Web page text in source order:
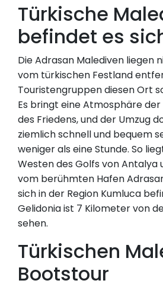
Türkische
befindet es
Die Adrasan Malediven liegen
vom türkischen Festland
Touristengruppen diesen Ort
Es bringt eine Atmosphäre der
des Friedens, und der Umzug
ziemlich schnell und bequem
weniger als eine Stunde. So
Westen des Golfs von Antalya
vom berühmten Hafen
sich in der Region Kumluca
Gelidonia ist 7 Kilometer von
sehen.
Türkischen
Bootstour